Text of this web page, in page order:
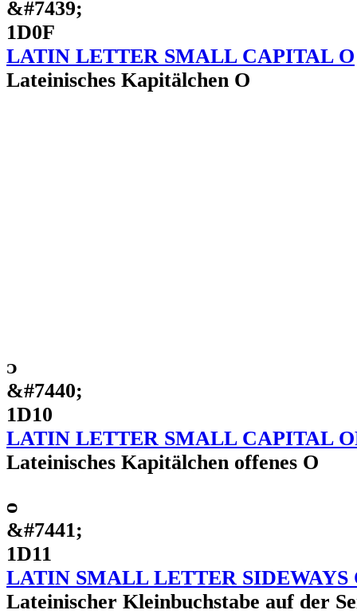
&#7439;
1D0F
LATIN LETTER SMALL CAPITAL O
Lateinisches Kapitälchen O
ᴐ
&#7440;
1D10
LATIN LETTER SMALL CAPITAL
Lateinisches Kapitälchen offenes O
ᴑ
&#7441;
1D11
LATIN SMALL LETTER SIDEWAYS
Lateinischer Kleinbuchstabe auf der